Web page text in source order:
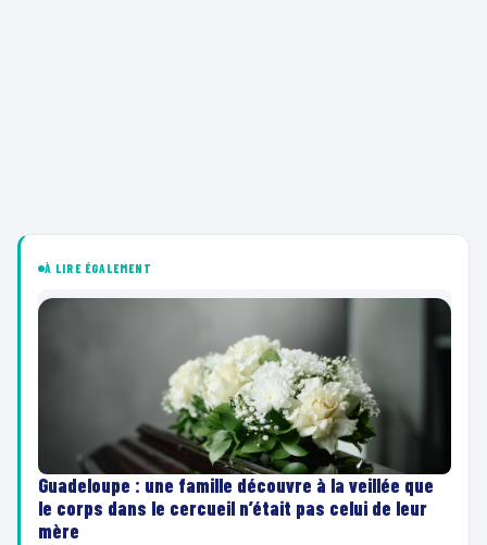
À LIRE ÉGALEMENT
Guadeloupe : une famille découvre à la veillée que
le corps dans le cercueil n’était pas celui de leur
mère